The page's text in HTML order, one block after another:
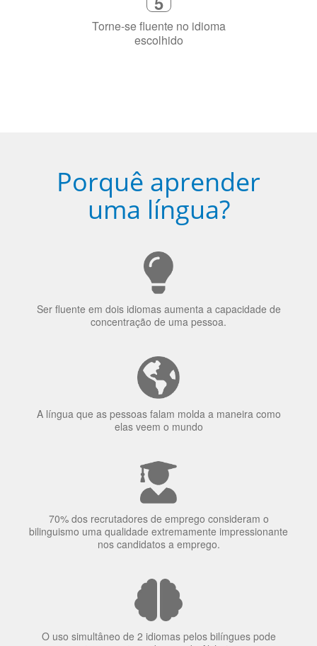
Torne-se fluente no idioma
escolhido
Porquê aprender
uma língua?
Ser fluente em dois idiomas aumenta a capacidade de
concentração de uma pessoa.
A língua que as pessoas falam molda a maneira como
elas veem o mundo
70% dos recrutadores de emprego consideram o
bilinguismo uma qualidade extremamente impressionante
nos candidatos a emprego.
O uso simultâneo de 2 idiomas pelos bilíngues pode
proteger contra a doença de Alzheimer.